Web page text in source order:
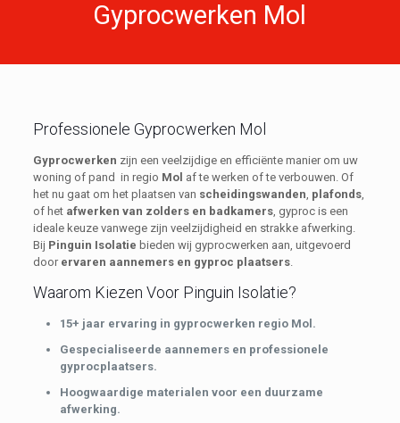
Gyprocwerken Mol
Professionele Gyprocwerken Mol
Gyprocwerken zijn een veelzijdige en efficiënte manier om uw
woning of pand in regio Mol af te werken of te verbouwen. Of
het nu gaat om het plaatsen van scheidingswanden plafonds,
of het afwerken van zolders en badkamers, gyproc is een
ideale keuze vanwege zijn veelzijdigheid en strakke afwerking.
Bij Pinguin Isolatie bieden wij gyprocwerken aan, uitgevoerd
door ervaren aannemers en gyproc plaatsers.
Waarom Kiezen Voor Pinguin Isolatie?
15+ jaar ervaring in gyprocwerken regio Mol.
Gespecialiseerde aannemers en professionele
gyprocplaatsers.
Hoogwaardige materialen voor een duurzame
afwerking.